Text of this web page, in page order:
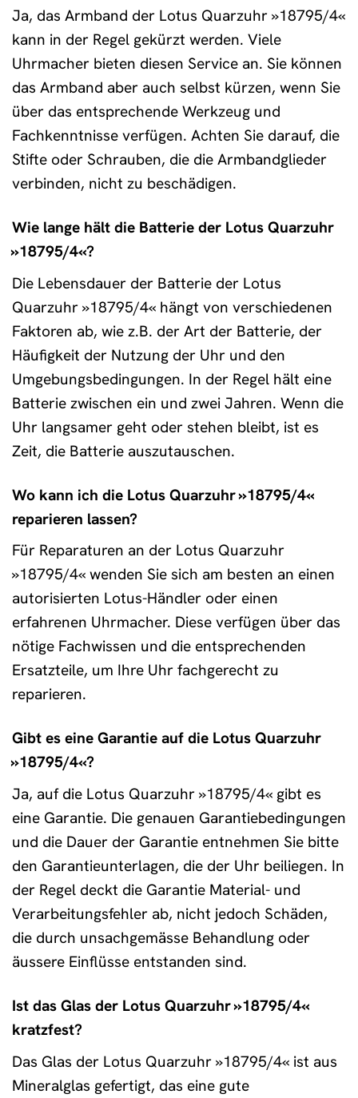
Ja, das Armband der Lotus Quarzuhr »18795/4«
kann in der Regel gekürzt werden. Viele
Uhrmacher bieten diesen Service an. Sie können
das Armband aber auch selbst kürzen, wenn Sie
über das entsprechende Werkzeug und
Fachkenntnisse verfügen. Achten Sie darauf, die
Stifte oder Schrauben, die die Armbandglieder
verbinden, nicht zu beschädigen.
Wie lange hält die Batterie der Lotus Quarzuhr
»18795/4«?
Die Lebensdauer der Batterie der Lotus
Quarzuhr »18795/4« hängt von verschiedenen
Faktoren ab, wie z.B. der Art der Batterie, der
Häufigkeit der Nutzung der Uhr und den
Umgebungsbedingungen. In der Regel hält eine
Batterie zwischen ein und zwei Jahren. Wenn die
Uhr langsamer geht oder stehen bleibt, ist es
Zeit, die Batterie auszutauschen.
Wo kann ich die Lotus Quarzuhr »18795/4«
reparieren lassen?
Für Reparaturen an der Lotus Quarzuhr
»18795/4« wenden Sie sich am besten an einen
autorisierten Lotus-Händler oder einen
erfahrenen Uhrmacher. Diese verfügen über das
nötige Fachwissen und die entsprechenden
Ersatzteile, um Ihre Uhr fachgerecht zu
reparieren.
Gibt es eine Garantie auf die Lotus Quarzuhr
»18795/4«?
Ja, auf die Lotus Quarzuhr »18795/4« gibt es
eine Garantie. Die genauen Garantiebedingungen
und die Dauer der Garantie entnehmen Sie bitte
den Garantieunterlagen, die der Uhr beiliegen. In
der Regel deckt die Garantie Material- und
Verarbeitungsfehler ab, nicht jedoch Schäden,
die durch unsachgemässe Behandlung oder
äussere Einflüsse entstanden sind.
Ist das Glas der Lotus Quarzuhr »18795/4«
kratzfest?
Das Glas der Lotus Quarzuhr »18795/4« ist aus
Mineralglas gefertigt, das eine gute